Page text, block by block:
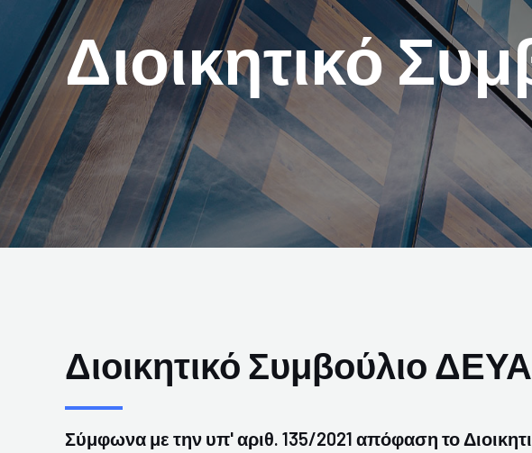
Διοικητικό
Διοικητικό Συμβούλιο
Σύμφωνα με την υπ' αριθ. 135/2021 απόφαση το